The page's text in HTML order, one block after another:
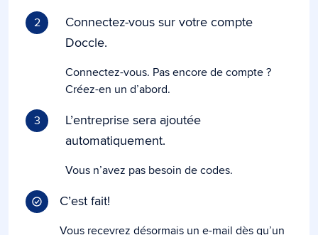
2
Connectez-vous sur votre compte
Doccle.
Connectez-vous. Pas encore de compte ?
Créez-en un d’abord.
3
L’entreprise sera ajoutée
automatiquement.
Vous n’avez pas besoin de codes.
C’est fait!
Vous recevrez désormais un e-mail dès qu’un